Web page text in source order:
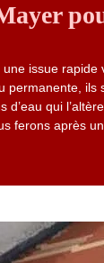
issue
permanente, ils
d’eau qui
ferons après